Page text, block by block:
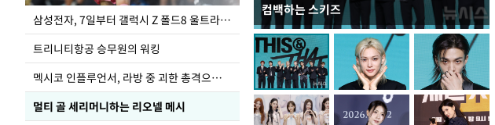
삼성전자, 7일부터 갤럭시 Z 폴드8 울트라·폴드8·플립8 출시
트리니티항공 승무원의 워킹
멕시코 인플루언서, 라방 중 괴한 총격으로 사망
멀티 골 세리머니하는 리오넬 메시
컴백하는 스키즈
입추 하루 앞둔 전남광주… 열화상 카메라에 담긴
폭염